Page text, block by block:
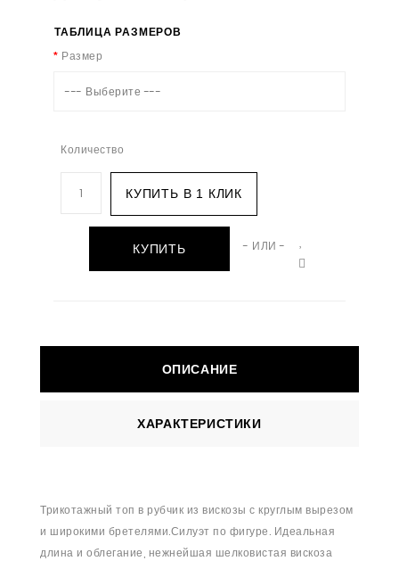
ТАБЛИЦА РАЗМЕРОВ
Размер
--- Выберите ---
Количество
КУПИТЬ В 1 КЛИК
КУПИТЬ - ИЛИ -
ОПИСАНИЕ
ХАРАКТЕРИСТИКИ
Трикотажный топ в рубчик из вискозы с круглым вырезом
и широкими бретелями.Силуэт по фигуре. Идеальная
длина и облегание, нежнейшая шелковистая вискоза